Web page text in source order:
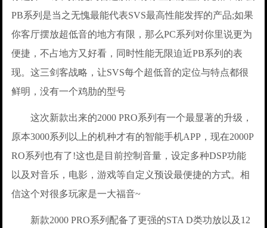
PB系列是当之无愧最能代表SVS最高性能发挥的产品;如果
你客厅摆放超低音的地方有限，那么PC系列对你里说更为
便捷，不占地方又好看，同时性能无限迫近PB系列的表
现。这三剑客战略，让SVS每个超低音的定位与特点都很
鲜明，没有一个鸡肋的型号
这次新款出来的2000 PRO系列有一个最显著的升级，
原本3000系列以上的机种才有的智能手机APP，现在2000P
RO系列也有了!这也是目前控制音量，设定多种DSP功能
以及对音乐，电影，游戏等自定义预设最便捷的方式。相
信这个对很多玩家是一大福音~
新款2000 PRO系列配备了更强的STA D类功放以及12